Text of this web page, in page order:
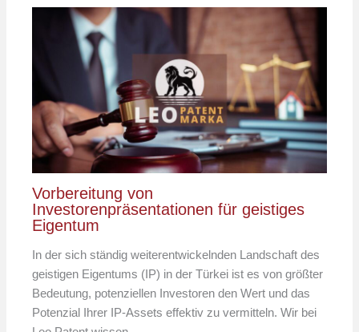
Vorbereitung von
Investorenpräsentationen für geistiges
Eigentum
In der sich ständig weiterentwickelnden Landschaft des
geistigen Eigentums (IP) in der Türkei ist es von größter
Bedeutung, potenziellen Investoren den Wert und das
Potenzial Ihrer IP-Assets effektiv zu vermitteln. Wir bei